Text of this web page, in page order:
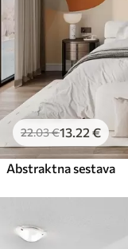
22.03€13 .22 €
Abstraktna sestava